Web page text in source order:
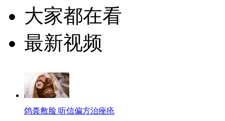
大家都在看
最新视频
鸽粪敷脸 听信偏方治痤疮